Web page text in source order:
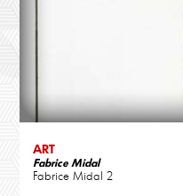
ART
Fabrice Midal
Fabrice Midal 2